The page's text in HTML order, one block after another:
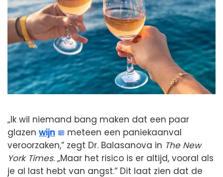
„Ik wil niemand bang maken dat een paar
glazen wijn
meteen een paniekaanval
veroorzaken,” zegt Dr. Balasanova in The New
York Times. „Maar het risico is er altijd, vooral als
je al last hebt van angst.” Dit laat zien dat de